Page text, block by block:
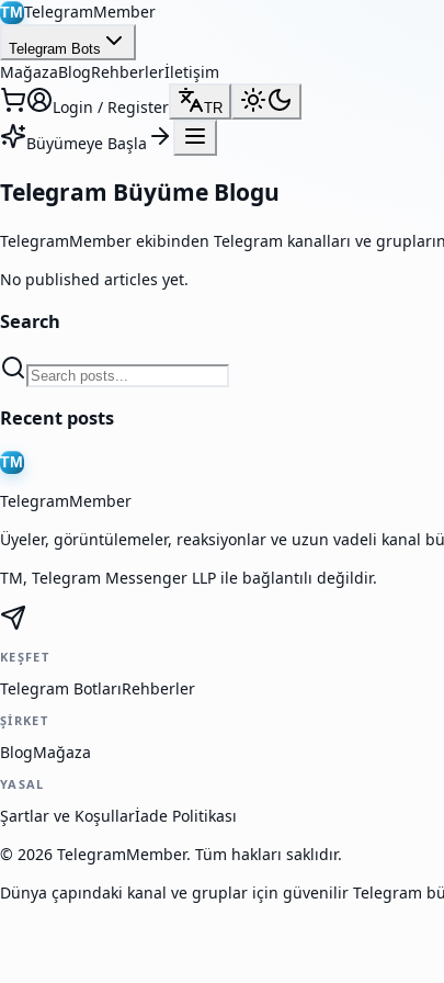
TMTelegramMember
Telegram Bots
MağazaBlogRehberlerİletişim
Login / Register
TR
Büyümeye Başla
Telegram Büyüme Blogu
TelegramMember ekibinden Telegram kanalları ve
No published articles yet.
Search
Recent posts
TM
TelegramMember
Üyeler, görüntülemeler, reaksiyonlar ve uzun vadeli kanal
TM, Telegram Messenger LLP ile bağlantılı değildir.
KEŞFET
Telegram BotlarıRehberler
ŞIRKET
BlogMağaza
YASAL
Şartlar ve Koşullarİade Politikası
© 2026 TelegramMember. Tüm hakları saklıdır.
Dünya çapındaki kanal ve gruplar için güvenilir Telegram